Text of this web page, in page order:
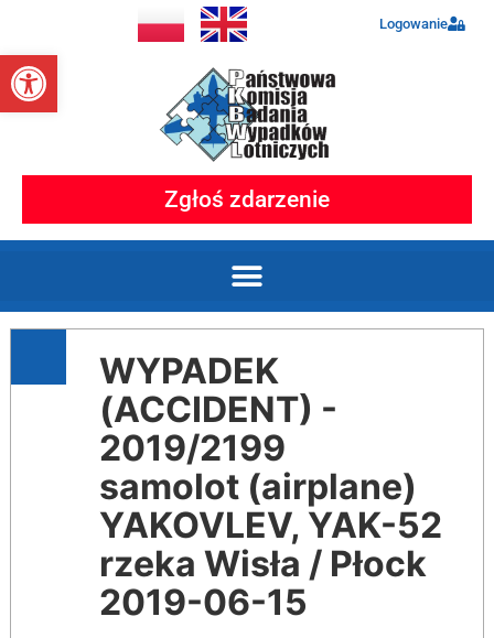
Otwórz pasek narzędzi
Logowanie
Zgłoś zdarzenie
WYPADEK
(ACCIDENT) -
2019/2199
samolot (airplane)
YAKOVLEV, YAK-52
rzeka Wisła / Płock
2019-06-15